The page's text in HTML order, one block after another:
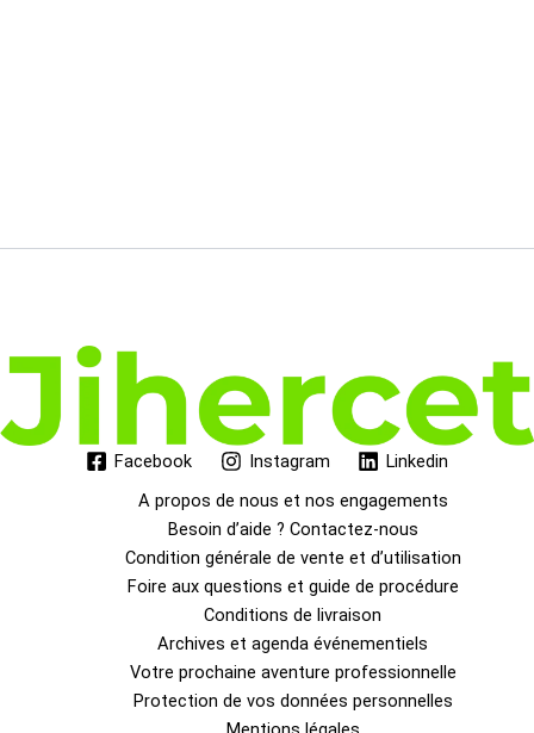
Facebook Instagram
Linkedin
A propos de nous et nos engagements
Besoin d’aide ? Contactez-nous
Condition générale de vente et d’utilisation
Foire aux questions et guide de procédure
Conditions de livraison
Archives et agenda événementiels
Votre prochaine aventure professionnelle
Protection de vos données personnelles